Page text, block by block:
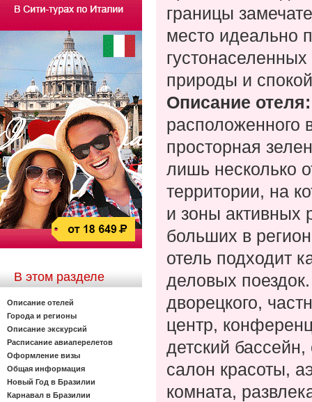
В этом разделе
Описание отелей
Города и регионы
Описание экскурсий
Расписание авиаперелетов
Оформление визы
Общая информация
Новый Год в Бразилии
Карнавал в Бразилии
границы
место идеально
природы и
Описание
расположенного
просторная
лишь несколько
территории, на
и зоны активных
больших в
отель подходит
деловых
дворецкого,
центр,
детский
салон красоты,
комната,